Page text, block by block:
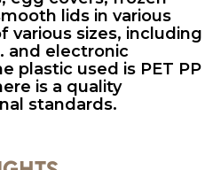
lids in various
various sizes, including
and electronic
plastic used is PET PP
is a quality
standards.